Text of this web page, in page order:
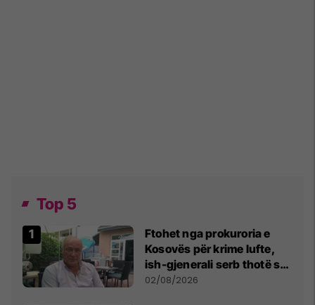
Top 5
Ftohet nga prokuroria e
Kosovës për krime lufte,
ish-gjenerali serb thotë se
dikush e tradhtoi në
02/08/2026